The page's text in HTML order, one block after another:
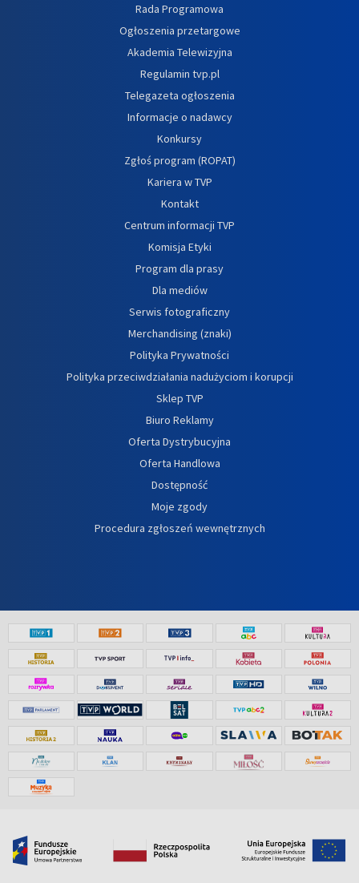
Rada Programowa
Ogłoszenia przetargowe
Akademia Telewizyjna
Regulamin tvp.pl
Telegazeta ogłoszenia
Informacje o nadawcy
Konkursy
Zgłoś program (ROPAT)
Kariera w TVP
Kontakt
Centrum informacji TVP
Komisja Etyki
Program dla prasy
Dla mediów
Serwis fotograficzny
Merchandising (znaki)
Polityka Prywatności
Polityka przeciwdziałania nadużyciom i korupcji
Sklep TVP
Biuro Reklamy
Oferta Dystrybucyjna
Oferta Handlowa
Dostępność
Moje zgody
Procedura zgłoszeń wewnętrznych